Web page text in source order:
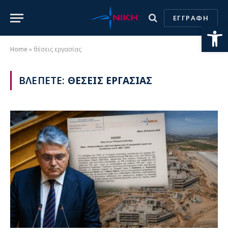
ΕΓΓΡΑΦΗ
Home » θέσεις εργασίας
ΒΛΕΠΕΤΕ: ΘΕΣΕΙΣ ΕΡΓΑΣΙΑΣ